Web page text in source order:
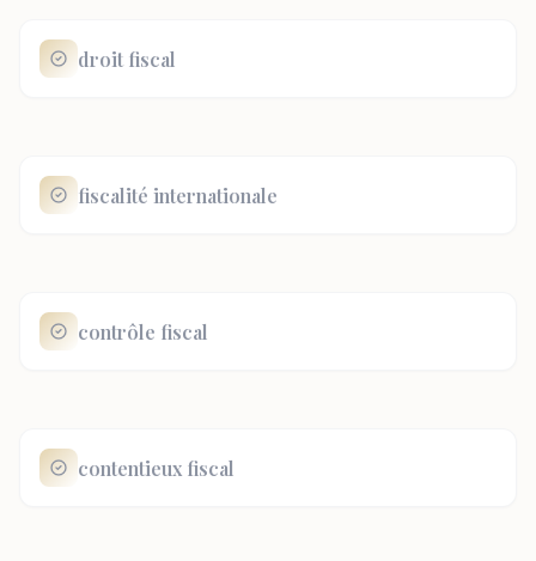
droit fiscal
fiscalité internationale
contrôle fiscal
contentieux fiscal